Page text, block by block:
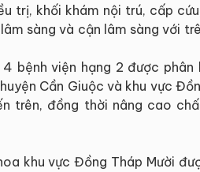
trị, khối khám nội trú, cấp
sàng và cận lâm sàng với
bệnh viện hạng 2 được
Cần Giuộc và khu vực
trên, đồng thời nâng cao
khu vực Đồng Tháp Mười